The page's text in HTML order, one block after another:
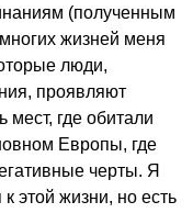
(полученным
жизней меня
люди,
проявляют
мест, где обитали
Европы, где
черты. Я
этой жизни, но есть